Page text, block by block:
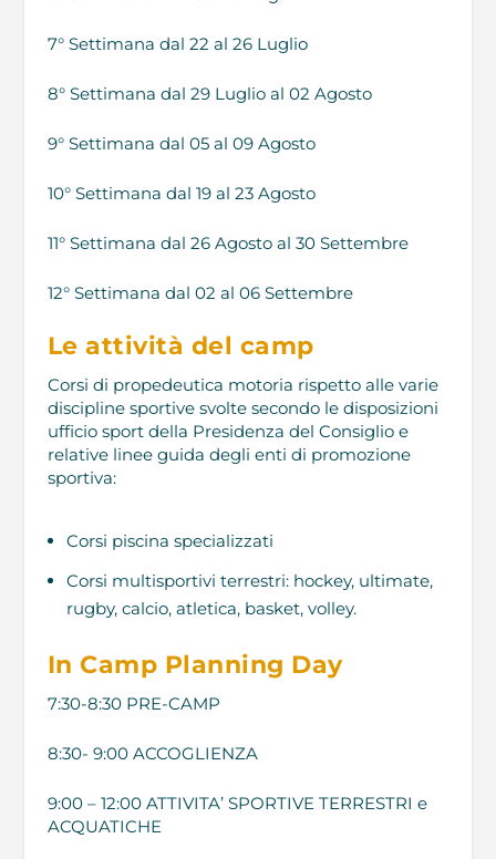
7° Settimana dal 22 al 26 Luglio
8° Settimana dal 29 Luglio al 02 Agosto
9° Settimana dal 05 al 09 Agosto
10° Settimana dal 19 al 23 Agosto
11° Settimana dal 26 Agosto al 30 Settembre
12° Settimana dal 02 al 06 Settembre
Le attività del camp
Corsi di propedeutica motoria rispetto alle varie
discipline sportive svolte secondo le disposizioni
ufficio sport della Presidenza del Consiglio e
relative linee guida degli enti di promozione
sportiva:
Corsi piscina specializzati
Corsi multisportivi terrestri: hockey, ultimate,
rugby, calcio, atletica, basket, volley.
In Camp Planning Day
7:30-8:30 PRE-CAMP
8:30- 9:00 ACCOGLIENZA
9:00 – 12:00 ATTIVITA’ SPORTIVE TERRESTRI e
ACQUATICHE